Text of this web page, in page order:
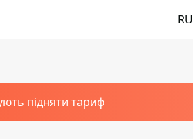
RU
підняти тариф